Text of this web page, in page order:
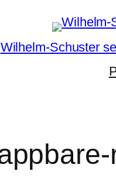
Wilhelm-Schuster